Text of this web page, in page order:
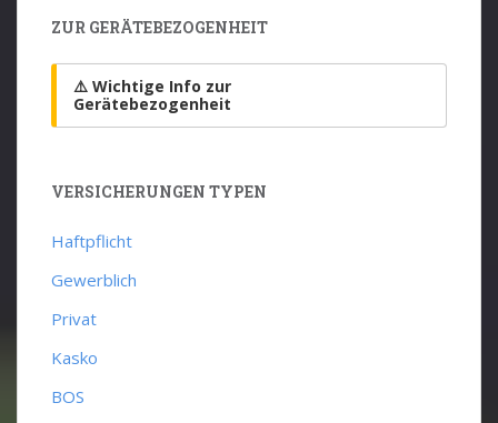
ZUR GERÄTEBEZOGENHEIT
⚠️ Wichtige Info zur
Gerätebezogenheit
VERSICHERUNGEN TYPEN
Haftpflicht
Gewerblich
Privat
Kasko
BOS